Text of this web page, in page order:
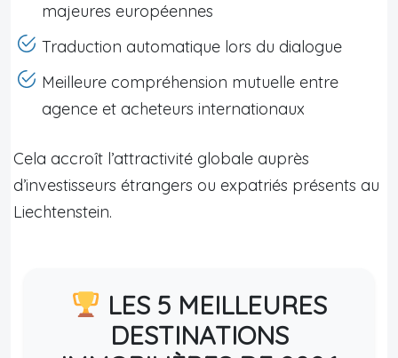
majeures européennes
Traduction automatique lors du dialogue
Meilleure compréhension mutuelle entre
agence et acheteurs internationaux
Cela accroît l’attractivité globale auprès
d’investisseurs étrangers ou expatriés présents au
Liechtenstein.
LES 5 MEILLEURES
DESTINATIONS